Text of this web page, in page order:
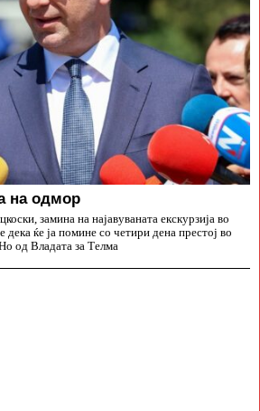
на одмор
замина на најавуваната екскурзија во
дека ќе ја помине со четири дена престој во
од Владата за Телма